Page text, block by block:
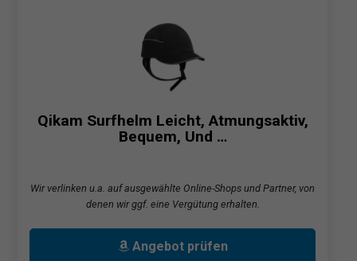
Qikam Surfhelm Leicht, Atmungsaktiv,
Bequem, Und …
Wir verlinken u.a. auf ausgewählte Online-Shops und Partner, von
denen wir ggf. eine Vergütung erhalten.
Angebot prüfen